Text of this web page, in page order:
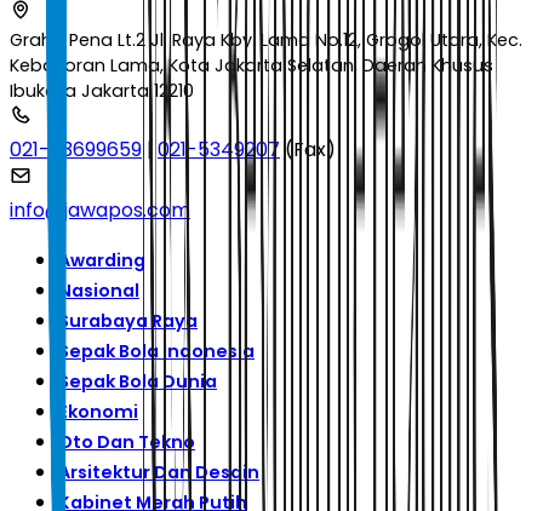
Graha Pena Lt.2 Jl. Raya Kby. Lama No.12, Grogol Utara, Kec.
Kebayoran Lama, Kota Jakarta Selatan, Daerah Khusus
Ibukota Jakarta 12210
021-53699659 | 021-5349207 (Fax)
info@jawapos.com
Awarding
Nasional
Surabaya Raya
Sepak Bola Indonesia
Sepak Bola Dunia
Ekonomi
Oto Dan Tekno
Arsitektur Dan Desain
Kabinet Merah Putih